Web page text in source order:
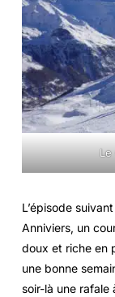
Le
L’épisode
Anniviers, un
doux et riche en
une bonne
soir-là une rafale